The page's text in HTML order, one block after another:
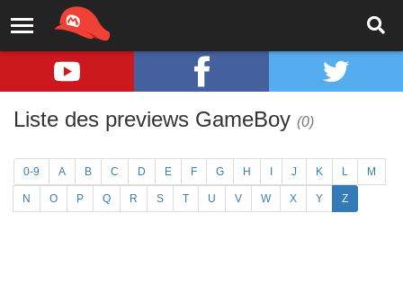
Liste des previews GameBoy (0)
0-9 A B C D E F G H J K L M
N O P Q R S T U V W X Y Z